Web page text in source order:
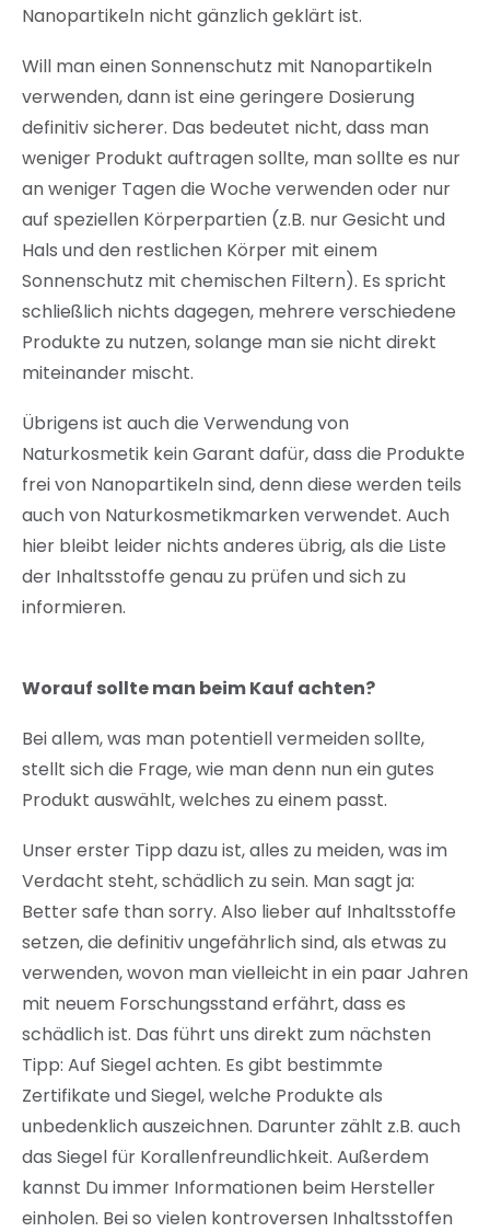
Nanopartikeln nicht gänzlich geklärt ist.
Will man einen Sonnenschutz mit Nanopartikeln
verwenden, dann ist eine geringere Dosierung
definitiv sicherer. Das bedeutet nicht, dass man
weniger Produkt auftragen sollte, man sollte es nur
an weniger Tagen die Woche verwenden oder nur
auf speziellen Körperpartien (z.B. nur Gesicht und
Hals und den restlichen Körper mit einem
Sonnenschutz mit chemischen Filtern). Es spricht
schließlich nichts dagegen, mehrere verschiedene
Produkte zu nutzen, solange man sie nicht direkt
miteinander mischt.
Übrigens ist auch die Verwendung von
Naturkosmetik kein Garant dafür, dass die Produkte
frei von Nanopartikeln sind, denn diese werden teils
auch von Naturkosmetikmarken verwendet. Auch
hier bleibt leider nichts anderes übrig, als die Liste
der Inhaltsstoffe genau zu prüfen und sich zu
informieren.
Worauf sollte man beim Kauf achten?
Bei allem, was man potentiell vermeiden sollte,
stellt sich die Frage, wie man denn nun ein gutes
Produkt auswählt, welches zu einem passt.
Unser erster Tipp dazu ist, alles zu meiden, was im
Verdacht steht, schädlich zu sein. Man sagt ja:
Better safe than sorry. Also lieber auf Inhaltsstoffe
setzen, die definitiv ungefährlich sind, als etwas zu
verwenden, wovon man vielleicht in ein paar Jahren
mit neuem Forschungsstand erfährt, dass es
schädlich ist. Das führt uns direkt zum nächsten
Tipp: Auf Siegel achten. Es gibt bestimmte
Zertifikate und Siegel, welche Produkte als
unbedenklich auszeichnen. Darunter zählt z.B. auch
das Siegel für Korallenfreundlichkeit. Außerdem
kannst Du immer Informationen beim Hersteller
einholen. Bei so vielen kontroversen Inhaltsstoffen